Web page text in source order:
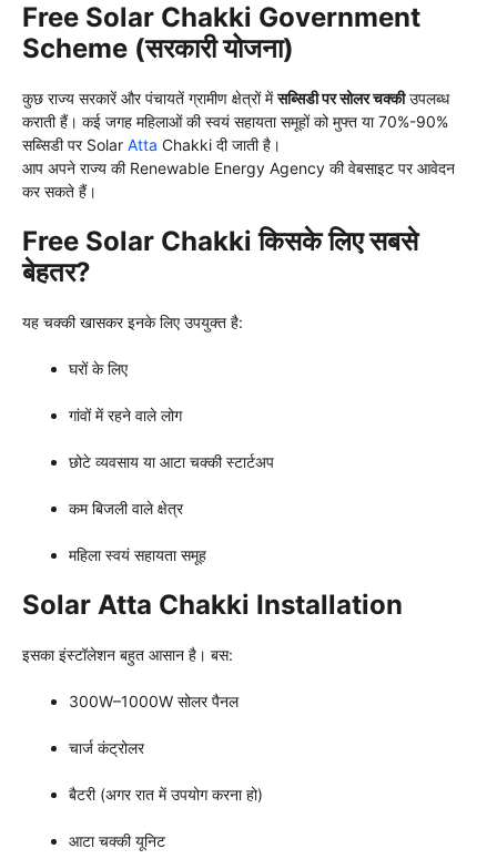
Free Solar Chakki Government
Scheme (सरकारी योजना)
कुछ राज्य सरकारें और पंचायतें ग्रामीण क्षेत्रों मेंसब्सिडी पर सोलर चक्कीउपलब्ध
कराती हैं। कई जगह महिलाओं की स्वयं सहायता समूहों को मुफ्त या 70%-90%
सब्सिडी पर Solar Atta Chakki दी जाती है।
आप अपने राज्य की Renewable Energy Agency की वेबसाइट पर आवेदन
कर सकते हैं।
Free Solar Chakki किसके लिए सबसे
बेहतर?
यह चक्की खासकर इनके लिए उपयुक्त है:
घरों के लिए
गांवों में रहने वाले लोग
छोटे व्यवसाय या आटा चक्की स्टार्टअप
कम बिजली वाले क्षेत्र
महिला स्वयं सहायता समूह
Solar Atta Chakki Installation
इसका इंस्टॉलेशन बहुत आसान है। बस:
300W–1000W सोलर पैनल
चार्ज कंट्रोलर
बैटरी (अगर रात में उपयोग करना हो)
आटा चक्की यूनिट